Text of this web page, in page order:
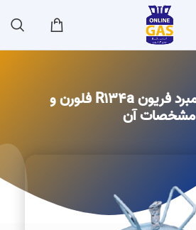
آشنایی با گاز مبرد فریون R134a فلورن و
مشخصات آن